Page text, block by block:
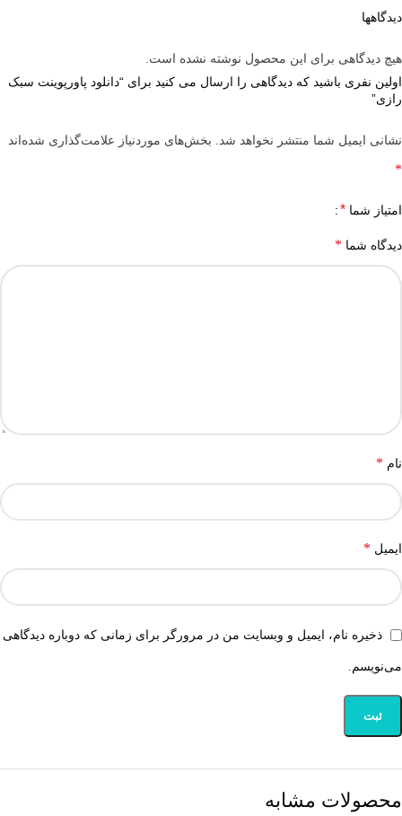
دیدگاهها
هیچ دیدگاهی برای این محصول نوشته نشده است.
اولین نفری باشید که دیدگاهی را ارسال می کنید برای “دانلود پاورپوینت سبک
رازی”
نشانی ایمیل شما منتشر نخواهد شد. بخش‌های موردنیاز علامت‌گذاری شده‌اند
*
امتیاز شما *
دیدگاه شما *
نام *
ایمیل *
ذخیره نام، ایمیل و وبسایت من در مرورگر برای زمانی که دوباره دیدگاهی
می‌نویسم.
محصولات مشابه